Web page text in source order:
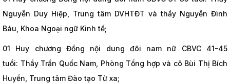
Nguyễn Duy Hiệp, Trung tâm DVHTĐT và thầy Nguyễn Đình
Báu, Khoa Ngoại ngữ Kinh tế;
01 Huy chương Đồng nội dung đôi nam nữ CBVC 41-45
tuổi: Thầy Trần Quốc Nam, Phòng Tổng hợp và cô Bùi Thị Bích
Huyền, Trung tâm Đào tạo Từ xa;